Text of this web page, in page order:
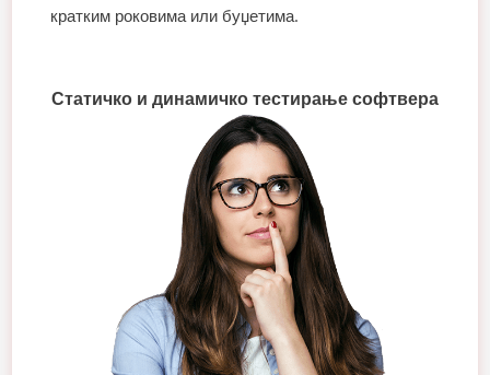
кратким роковима или буџетима.
Статичко и динамичко тестирање софтвера